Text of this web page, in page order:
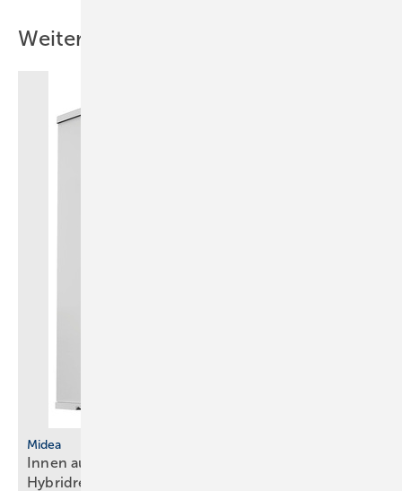
Weitere Inhalte
Midea
Innen aufgestellte Wärmepumpe mit
Hybridregelung